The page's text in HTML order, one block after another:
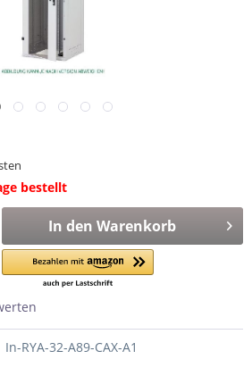
bestellt
In den Warenkorb
In-RYA-32-A89-CAX-A1